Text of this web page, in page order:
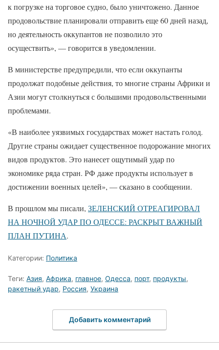
к погрузке на торговое судно, было уничтожено. Данное
продовольствие планировали отправить еще 60 дней назад,
но деятельность оккупантов не позволило это
осуществить», — говорится в уведомлении.
В министерстве предупредили, что если оккупанты
продолжат подобные действия, то многие страны Африки и
Азии могут столкнуться с большими продовольственными
проблемами.
«В наиболее уязвимых государствах может настать голод.
Другие страны ожидает существенное подорожание многих
видов продуктов. Это нанесет ощутимый удар по
экономике ряда стран. РФ даже продукты использует в
достижении военных целей», — сказано в сообщении.
В прошлом мы писали, ЗЕЛЕНСКИЙ ОТРЕАГИРОВАЛ
НА НОЧНОЙ УДАР ПО ОДЕССЕ: РАСКРЫТ ВАЖНЫЙ
ПЛАН ПУТИНА.
Категории: Политика
Теги: Азия, Африка, главное, Одесса, порт, продукты,
ракетный удар, Россия, Украина
Добавить комментарий